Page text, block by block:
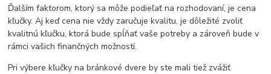
Ďalším faktorom, ktorý sa môže podieľať na rozhodovaní, je cena
kľučky. Aj keď cena nie vždy zaručuje kvalitu, je dôležité zvoliť
kvalitnú kľučku, ktorá bude spĺňať vaše potreby a zároveň bude v
rámci vašich finančných možností.
Pri výbere kľučky na bránkové dvere by ste mali tiež zvážiť